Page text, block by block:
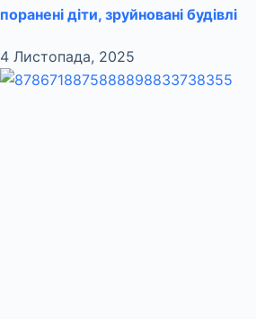
поранені діти, зруйновані будівлі
4 Листопада, 2025